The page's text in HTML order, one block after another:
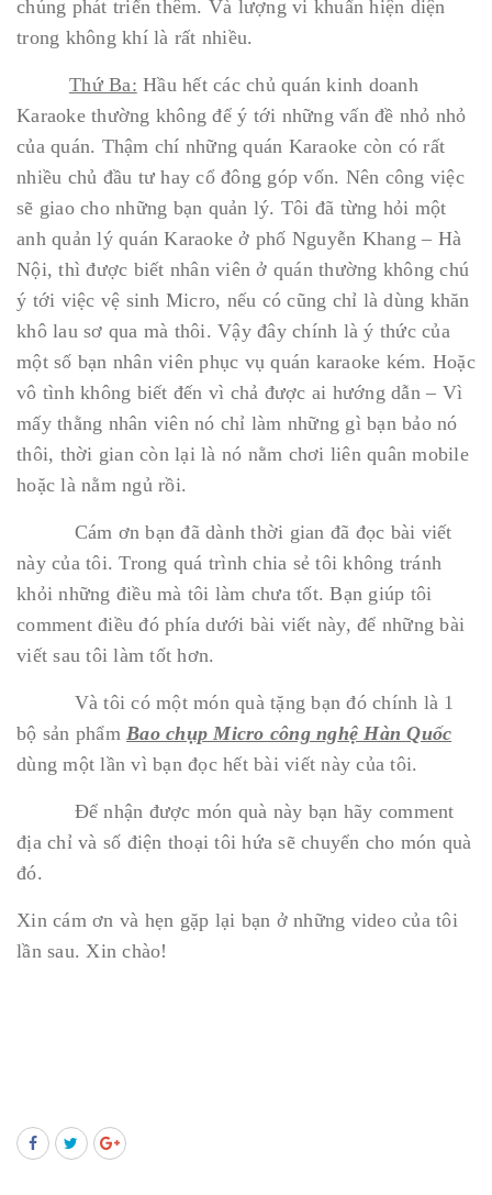
chúng phát triển thêm. Và lượng vi khuẩn hiện diện
trong không khí là rất nhiều.
Thứ Ba: Hầu hết các chủ quán kinh doanh
Karaoke thường không để ý tới những vấn đề nhỏ nhỏ
của quán. Thậm chí những quán Karaoke còn có rất
nhiều chủ đầu tư hay cổ đông góp vốn. Nên công việc
sẽ giao cho những bạn quản lý. Tôi đã từng hỏi một
anh quản lý quán Karaoke ở phố Nguyễn Khang – Hà
Nội, thì được biết nhân viên ở quán thường không chú
ý tới việc vệ sinh Micro, nếu có cũng chỉ là dùng khăn
khô lau sơ qua mà thôi. Vậy đây chính là ý thức của
một số bạn nhân viên phục vụ quán karaoke kém. Hoặc
vô tình không biết đến vì chả được ai hướng dẫn – Vì
mấy thằng nhân viên nó chỉ làm những gì bạn bảo nó
thôi, thời gian còn lại là nó nằm chơi liên quân mobile
hoặc là nằm ngủ rồi.
Cám ơn bạn đã dành thời gian đã đọc bài viết
này của tôi. Trong quá trình chia sẻ tôi không tránh
khỏi những điều mà tôi làm chưa tốt. Bạn giúp tôi
comment điều đó phía dưới bài viết này, để những bài
viết sau tôi làm tốt hơn.
Và tôi có một món quà tặng bạn đó chính là 1
bộ sản phẩm Bao chụp Micro công nghệ Hàn Quốc
dùng một lần vì bạn đọc hết bài viết này của tôi.
Để nhận được món quà này bạn hãy comment
địa chỉ và số điện thoại tôi hứa sẽ chuyển cho món quà
đó.
Xin cám ơn và hẹn gặp lại bạn ở những video của tôi
lần sau. Xin chào!